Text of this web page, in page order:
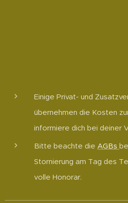
Einige Privat- und
übernehmen die Kosten
informiere dich bei deiner
Bitte beachte die AGBs
Stornierung am Tag des
volle Honorar.